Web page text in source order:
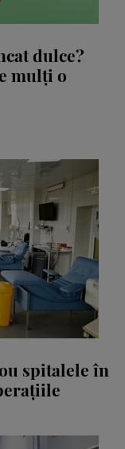
dulce?
mulți o
spitalele în